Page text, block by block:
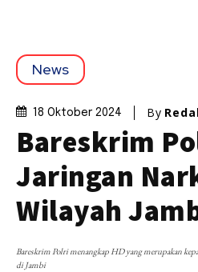
News
18 Oktober 2024 By
Bareskrim
Jaringan
Wilayah
Bareskrim Polri menangkap HD yang merupakan
di Jambi